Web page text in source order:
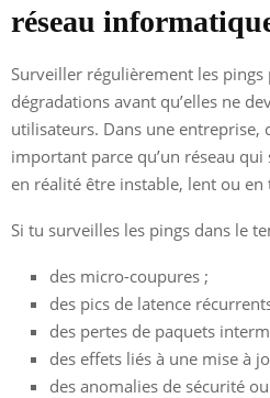
réseau
Surveiller régulièrement les
dégradations avant qu’elles ne
utilisateurs. Dans une entreprise,
important parce qu’un réseau
en réalité être instable, lent ou en
Si tu surveilles les pings dans le
des micro-coupures ;
des pics de latence
des pertes de paquets
des effets liés à une mise à
des anomalies de sécurité